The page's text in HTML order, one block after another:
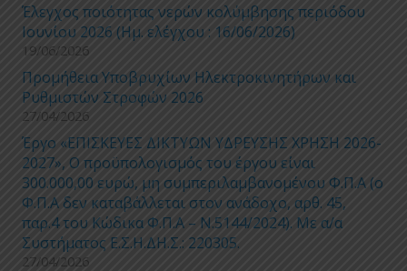
Έλεγχος ποιότητας νερών κολύμβησης περιόδου
Ιουνίου 2026 (Ημ. ελέγχου : 16/06/2026)
19/06/2026
Προμήθεια Υποβρυχίων Ηλεκτροκινητήρων και
Ρυθμιστών Στροφών 2026
27/04/2026
Έργο «ΕΠΙΣΚΕΥΕΣ ΔΙΚΤΥΩΝ ΥΔΡΕΥΣΗΣ ΧΡΗΣΗ 2026-
2027», Ο προϋπολογισμός του έργου είναι
300.000,00 ευρώ, μη συμπεριλαμβανομένου Φ.Π.Α (ο
Φ.Π.Α δεν καταβάλλεται στον ανάδοχο, αρθ. 45,
παρ.4 του Κώδικα Φ.Π.Α – Ν.5144/2024). Με α/α
Συστήματος Ε.Σ.Η.ΔΗ.Σ.: 220305.
27/04/2026